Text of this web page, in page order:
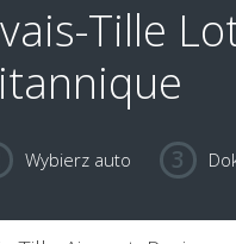
Tille
Wybierz auto